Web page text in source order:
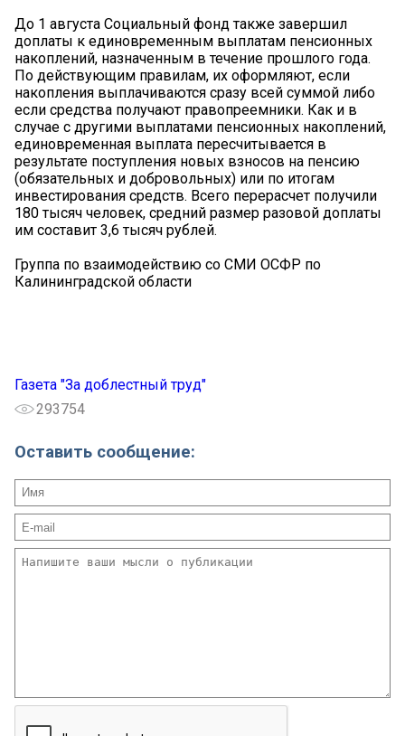
До 1 августа Социальный фонд также завершил
доплаты к единовременным выплатам пенсионных
накоплений, назначенным в течение прошлого года.
По действующим правилам, их оформляют, если
накопления выплачиваются сразу всей суммой либо
если средства получают правопреемники. Как и в
случае с другими выплатами пенсионных накоплений,
единовременная выплата пересчитывается в
результате поступления новых взносов на пенсию
(обязательных и добровольных) или по итогам
инвестирования средств. Всего перерасчет получили
180 тысяч человек, средний размер разовой доплаты
им составит 3,6 тысяч рублей.
Группа по взаимодействию со СМИ ОСФР по
Калининградской области
Газета "За доблестный труд"
293754
Оставить сообщение: